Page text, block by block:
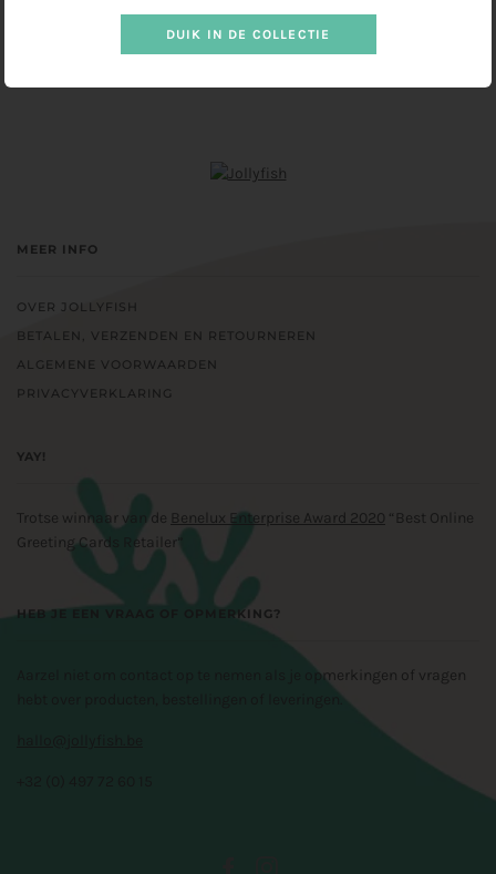
MEER INFO
OVER JOLLYFISH
BETALEN, VERZENDEN EN RETOURNEREN
ALGEMENE VOORWAARDEN
PRIVACYVERKLARING
YAY!
Trotse winnaar van de Benelux Enterprise Award 2020 “Best Online
Greeting Cards Retailer”
HEB JE EEN VRAAG OF OPMERKING?
Aarzel niet om contact op te nemen als je opmerkingen of vragen
hebt over producten, bestellingen of leveringen.
DUIK IN DE COLLECTIE